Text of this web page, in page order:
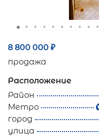
8 800 000 ₽
продажа
Расположение
Район
Метро
город
улица